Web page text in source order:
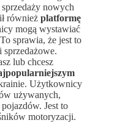
nowych
również platformę
mogą wystawiać
sprawia, że jest to
lub chcesz
Użytkownicy
używanych,
Jest to
motoryzacji.